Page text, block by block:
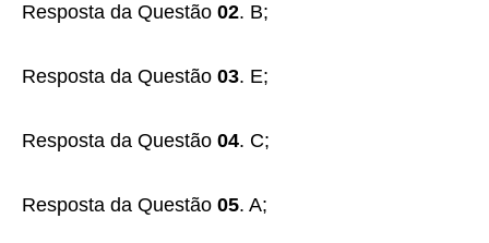
Resposta da Questão 02. B;
Resposta da Questão 03. E;
Resposta da Questão 04. C;
Resposta da Questão 05. A;